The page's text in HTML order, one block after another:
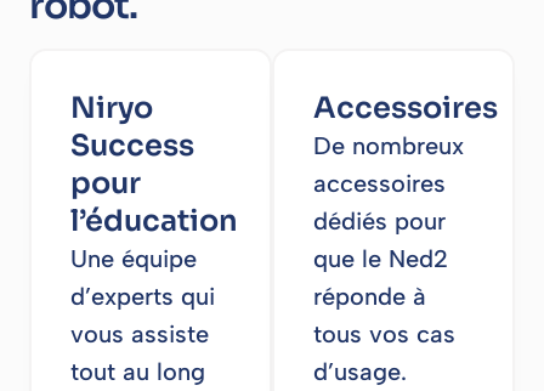
Niryo
Success
pour
l’éducation
Une équipe
d’experts qui
vous assiste
tout au long
Accessoires
De nombreux
accessoires
dédiés pour
que le Ned2
réponde à
tous vos cas
d’usage.